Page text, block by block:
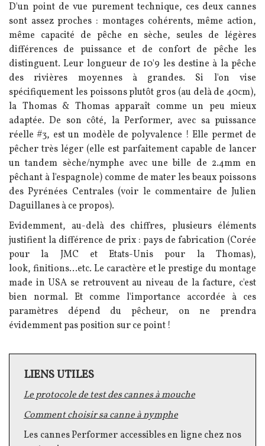
D'un point de vue purement technique, ces deux cannes
sont assez proches : montages cohérents, même action,
même capacité de pêche en sèche, seules de légères
différences de puissance et de confort de pêche les
distinguent. Leur longueur de 10'9 les destine à la pêche
des rivières moyennes à grandes. Si l'on vise
spécifiquement les poissons plutôt gros (au delà de 40cm),
la Thomas & Thomas apparaît comme un peu mieux
adaptée. De son côté, la Performer, avec sa puissance
réelle #3, est un modèle de polyvalence ! Elle permet de
pêcher très léger (elle est parfaitement capable de lancer
un tandem sèche/nymphe avec une bille de 2.4mm en
pêchant à l'espagnole) comme de mater les beaux poissons
des Pyrénées Centrales (voir le commentaire de Julien
Daguillanes à ce propos).
Evidemment, au-delà des chiffres, plusieurs éléments
justifient la différence de prix : pays de fabrication (Corée
pour la JMC et Etats-Unis pour la Thomas),
look, finitions...etc. Le caractère et le prestige du montage
made in USA se retrouvent au niveau de la facture, c'est
bien normal. Et comme l'importance accordée à ces
paramètres dépend du pêcheur, on ne prendra
évidemment pas position sur ce point !
Texte
LIENS UTILES
Le protocole de test des cannes à mouche
Comment choisir sa canne à nymphe
Les cannes Performer accessibles en ligne chez nos